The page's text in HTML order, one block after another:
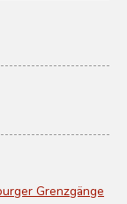
Grenzgänge